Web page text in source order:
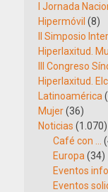
I Jornada
Hipermóvil (8)
II Simposio
Hiperlaxitud.
III Congreso
Hiperlaxitud.
Latinoamérica
Mujer(36)
Noticias (1.070)
Café con …
Europa (34)
Eventos
Eventos